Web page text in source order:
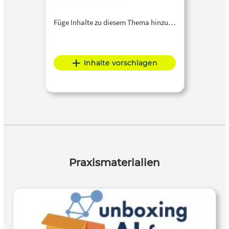
werden. Das Material richtet sich an Lehrkräfte,
mit Künstlicher Intelligenz erweitern und KI-Tools
reflektiert, kreativ und didaktisch sinnvoll in ihre
Füge Inhalte zu diesem Thema hinzu…
Inhalte vorschlagen
Praxismaterialien